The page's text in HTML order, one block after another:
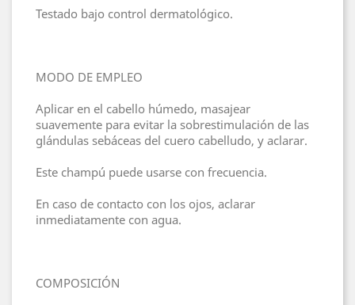
Testado bajo control dermatológico.
MODO DE EMPLEO
Aplicar en el cabello húmedo, masajear
suavemente para evitar la sobrestimulación de las
glándulas sebáceas del cuero cabelludo, y aclarar.
Este champú puede usarse con frecuencia.
En caso de contacto con los ojos, aclarar
inmediatamente con agua.
COMPOSICIÓN